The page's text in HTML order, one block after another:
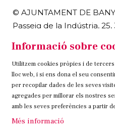
© AJUNTAMENT DE
Passeig de la Indústria,
972 58 18 48 | 972 57 00
Sitemap Avís Legal Ús
Informació sobre
Utilitzem cookies pròpies i de
lloc web, i si ens dona el seu
per recopilar dades de les seves
agregades per millorar els nostres
amb les seves preferències a partir
Més informació